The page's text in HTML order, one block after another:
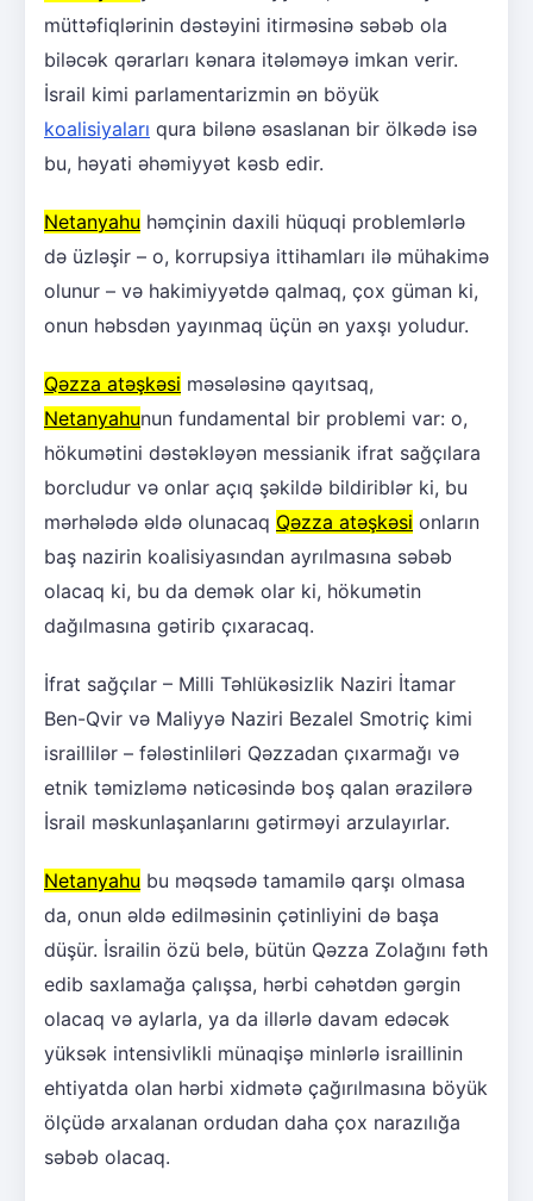
müttəfiqlərinin dəstəyini itirməsinə səbəb ola
biləcək qərarları kənara itələməyə imkan verir.
İsrail kimi parlamentarizmin ən böyük
koalisiyaları qura bilənə əsaslanan bir ölkədə isə
bu, həyati əhəmiyyət kəsb edir.
Netanyahu həmçinin daxili hüquqi problemlərlə
də üzləşir – o, korrupsiya ittihamları ilə mühakimə
olunur – və hakimiyyətdə qalmaq, çox güman ki,
onun həbsdən yayınmaq üçün ən yaxşı yoludur.
Qəzza atəşkəsi məsələsinə qayıtsaq,
Netanyahunun fundamental bir problemi var: o,
hökumətini dəstəkləyən messianik ifrat sağçılara
borcludur və onlar açıq şəkildə bildiriblər ki, bu
mərhələdə əldə olunacaq Qəzza atəşkəsi onların
baş nazirin koalisiyasından ayrılmasına səbəb
olacaq ki, bu da demək olar ki, hökumətin
dağılmasına gətirib çıxaracaq.
İfrat sağçılar – Milli Təhlükəsizlik Naziri İtamar
Ben-Qvir və Maliyyə Naziri Bezalel Smotriç kimi
israillilər – fələstinliləri Qəzzadan çıxarmağı və
etnik təmizləmə nəticəsində boş qalan ərazilərə
İsrail məskunlaşanlarını gətirməyi arzulayırlar.
Netanyahu bu məqsədə tamamilə qarşı olmasa
da, onun əldə edilməsinin çətinliyini də başa
düşür. İsrailin özü belə, bütün Qəzza Zolağını fəth
edib saxlamağa çalışsa, hərbi cəhətdən gərgin
olacaq və aylarla, ya da illərlə davam edəcək
yüksək intensivlikli münaqişə minlərlə israillinin
ehtiyatda olan hərbi xidmətə çağırılmasına böyük
ölçüdə arxalanan ordudan daha çox narazılığa
səbəb olacaq.